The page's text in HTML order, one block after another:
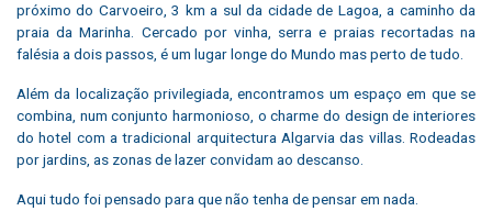
próximo do Carvoeiro, 3 km a sul da cidade de Lagoa, a caminho da
praia da Marinha. Cercado por vinha, serra e praias recortadas na
falésia a dois passos, é um lugar longe do Mundo mas perto de tudo.
Além da localização privilegiada, encontramos um espaço em que se
combina, num conjunto harmonioso, o charme do design de interiores
do hotel com a tradicional arquitectura Algarvia das villas. Rodeadas
por jardins, as zonas de lazer convidam ao descanso.
Aqui tudo foi pensado para que não tenha de pensar em nada.